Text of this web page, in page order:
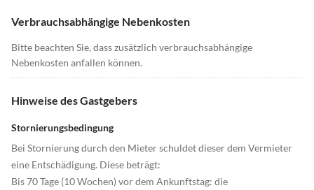
Verbrauchsabhängige Nebenkosten
Bitte beachten Sie, dass zusätzlich verbrauchsabhängige
Nebenkosten anfallen können.
Hinweise des Gastgebers
Stornierungsbedingung
Bei Stornierung durch den Mieter schuldet dieser dem Vermieter
eine Entschädigung. Diese beträgt:
Bis 70 Tage (10 Wochen) vor dem Ankunftstag: die